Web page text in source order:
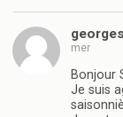
georges
mer
Bonjour
Je suis